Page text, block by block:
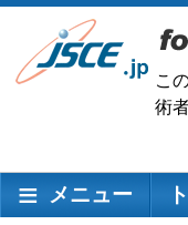
メ
ン
こ
術
メインナビゲーシ
メニュー